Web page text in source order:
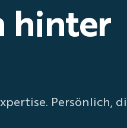
hinter
Persönlich,